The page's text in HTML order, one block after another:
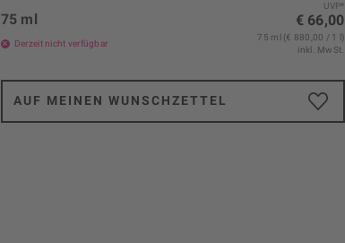
UVP*
€ 66,00
75 ml
Derzeit nicht verfügbar
75 ml (€ 880,00 / 1 l)
inkl. MwSt.
AUF MEINEN WUNSCHZETTEL